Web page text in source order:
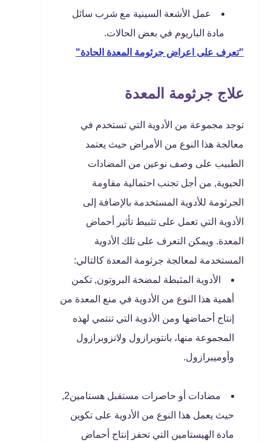
عمل الأشعة السينية مع شرب سائل
مادة الباريوم في بعض الحالات.
"تعرف على اعراض جرثومة المعدة الحادة"
علاج جرثومة المعدة
توجد مجموعة من الأدوية التي تستخدم في
معالجة هذا النوع من الأمراض حيث يعتمد
الطبيب على وصف نوعين من المضادات
الحيوية, من أجل تجنب احتمالية مقاومة
الجرثومة للأدوية المستخدمة بالإضافة إلى
الأدوية التي تعمل على تثبيط تأثير أحماض
المعدة. ويمكن التعرف على تلك الأدوية
المستخدمة لمعالجة جرثومة المعدة كالتالي:
الأدوية المثبطة لمضخة البروتون, تكمن
أهمية هذا النوع من الأدوية في منع المعدة من
إنتاج أحماضها ومن الأدوية التي تنتمي لهذه
المجموعة منها، بانتوبرازول ولانزوبرازول
وأوميبرازول.
مضادات أو حاصرات مستقبل هستامين2,
حيث يعمل هذا النوع من الأدوية على تكوين
مادة الهيستامين التي تحفز إنتاج أحماض